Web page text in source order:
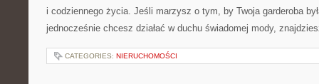
i codziennego życia. Jeśli marzysz o tym, by Twoja garderoba
jednocześnie chcesz działać w duchu świadomej mody,
CATEGORIES: NIERUCHOMOŚCI